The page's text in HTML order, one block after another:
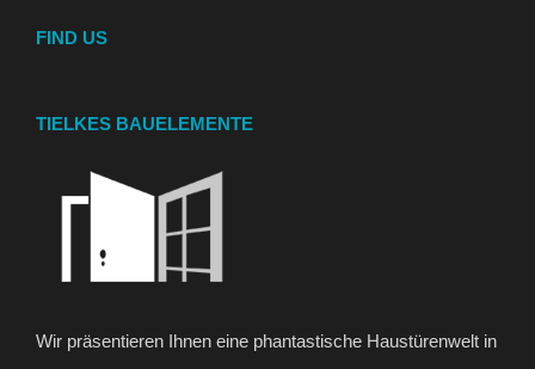
FIND US
TIELKES BAUELEMENTE
Wir präsentieren Ihnen eine phantastische Haustürenwelt in